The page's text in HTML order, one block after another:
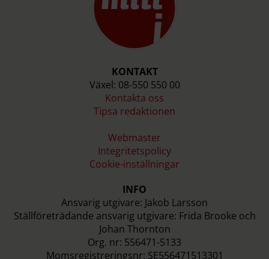
KONTAKT
Växel: 08-550 550 00
Kontakta oss
Tipsa redaktionen
Webmaster
Integritetspolicy
Cookie-inställningar
INFO
Ansvarig utgivare: Jakob Larsson
Ställföreträdande ansvarig utgivare: Frida Brooke och
Johan Thornton
Org. nr: 556471-5133
Momsregistreringsnr: SE556471513301